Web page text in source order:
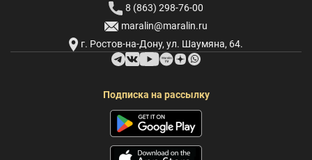
8 (863) 298-76-00
maralin@maralin.ru
г. Ростов-на-Дону, ул. Шаумяна, 64.
Подписка на рассылку